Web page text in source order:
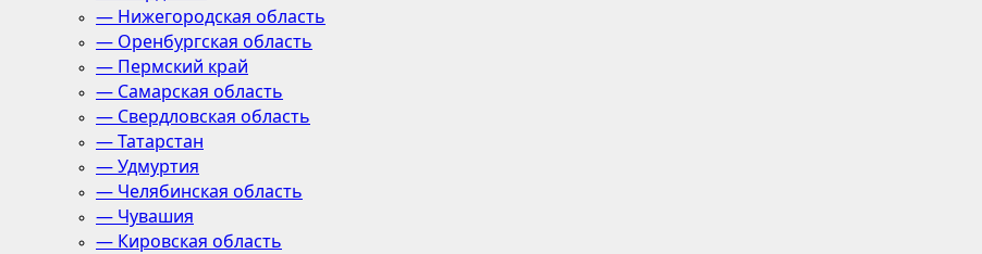
— Нижегородская область
— Оренбургская область
— Пермский край
— Самарская область
— Свердловская область
— Татарстан
— Удмуртия
— Челябинская область
— Чувашия
— Кировская область